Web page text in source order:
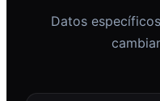
Datos